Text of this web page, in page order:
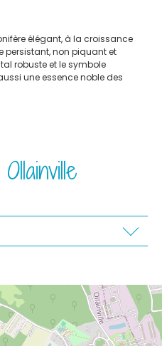
élégant, à la croissance
persistant, non piquant et
robuste et le symbole
une essence noble des